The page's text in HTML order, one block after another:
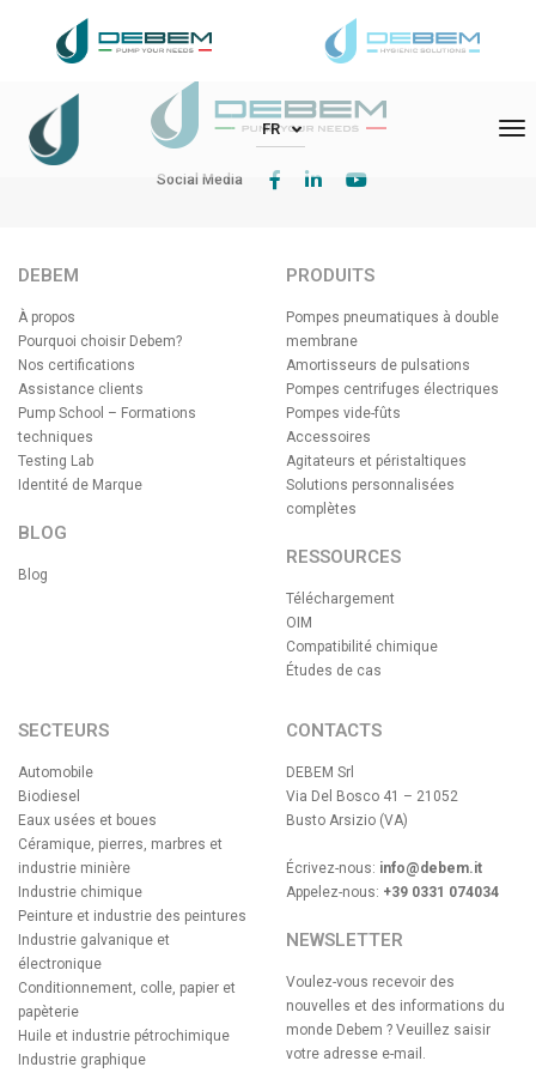
FR
DEBEM Srl – Via Del Bosco 41 – 21052 Busto Arsizio (VA)
Social Media
DEBEM
À propos
Pourquoi choisir Debem?
Nos certifications
Assistance clients
Pump School – Formations
techniques
Testing Lab
Identité de Marque
BLOG
Blog
PRODUITS
Pompes pneumatiques à double
membrane
Amortisseurs de pulsations
Pompes centrifuges électriques
Pompes vide-fûts
Accessoires
Agitateurs et péristaltiques
Solutions personnalisées
complètes
RESSOURCES
Téléchargement
OIM
Compatibilité chimique
Études de cas
SECTEURS
Automobile
Biodiesel
Eaux usées et boues
Céramique, pierres, marbres et
industrie minière
Industrie chimique
Peinture et industrie des peintures
Industrie galvanique et
électronique
Conditionnement, colle, papier et
papèterie
Huile et industrie pétrochimique
Industrie graphique
CONTACTS
DEBEM Srl
Via Del Bosco 41 – 21052
Busto Arsizio (VA)
Écrivez-nous: info@debem.it
Appelez-nous: +39 0331 074034
NEWSLETTER
Voulez-vous recevoir des
nouvelles et des informations du
monde Debem ? Veuillez saisir
votre adresse e-mail.